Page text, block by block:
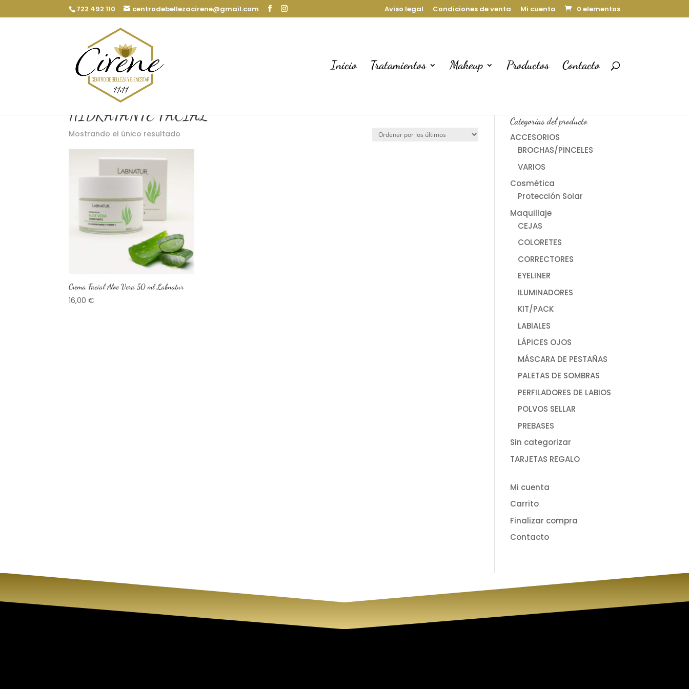
722 492 110 centrodebellezacirene@gmail.com Aviso legal Condiciones de venta Mi cuenta 0 elementos
Inicio Tratamientos Makeup Productos Contacto
/ Productos etiquetados “HIDRATANTE FACIAL”
HIDRATANTE FACIAL
Mostrando el único resultado
Crema Facial Aloe Vera 50 ml Labnatur
16,00€
Categorías del producto
ACCESORIOS
BROCHAS/PINCELES
VARIOS
Cosmética
Protección Solar
Maquillaje
CEJAS
COLORETES
CORRECTORES
EYELINER
ILUMINADORES
KIT/PACK
LABIALES
LÁPICES OJOS
MÁSCARA DE PESTAÑAS
PALETAS DE SOMBRAS
PERFILADORES DE LABIOS
POLVOS SELLAR
PREBASES
Sin categorizar
TARJETAS REGALO
Mi cuenta
Carrito
Finalizar compra
Contacto